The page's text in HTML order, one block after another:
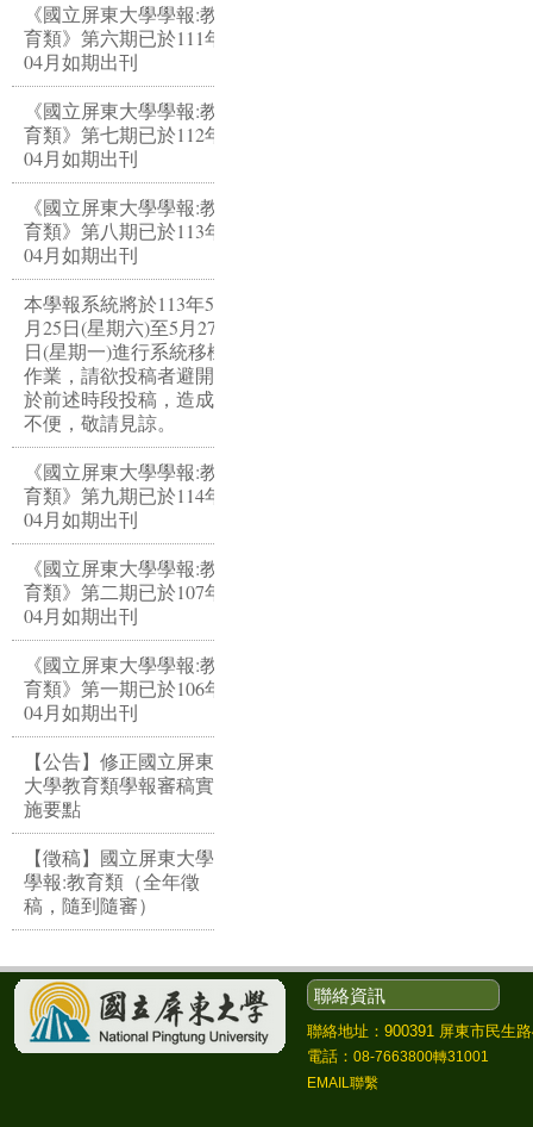
《國立屏東大學學報:教
育類》第六期已於111年
04月如期出刊
《國立屏東大學學報:教
育類》第七期已於112年
04月如期出刊
《國立屏東大學學報:教
育類》第八期已於113年
04月如期出刊
本學報系統將於113年5
月25日(星期六)至5月27
日(星期一)進行系統移機
作業，請欲投稿者避開
於前述時段投稿，造成
不便，敬請見諒。
《國立屏東大學學報:教
育類》第九期已於114年
04月如期出刊
《國立屏東大學學報:教
育類》第二期已於107年
04月如期出刊
《國立屏東大學學報:教
育類》第一期已於106年
04月如期出刊
【公告】修正國立屏東
大學教育類學報審稿實
施要點
【徵稿】國立屏東大學
學報:教育類（全年徵
稿，隨到隨審）
聯絡資訊
聯絡地址：900391 屏東市民生
電話： 08-7663800轉31001
EMAIL聯繫